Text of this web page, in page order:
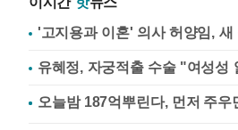
'고지용과 이혼' 의사 허양임, 새
유혜정, 자궁적출 수술 "여성